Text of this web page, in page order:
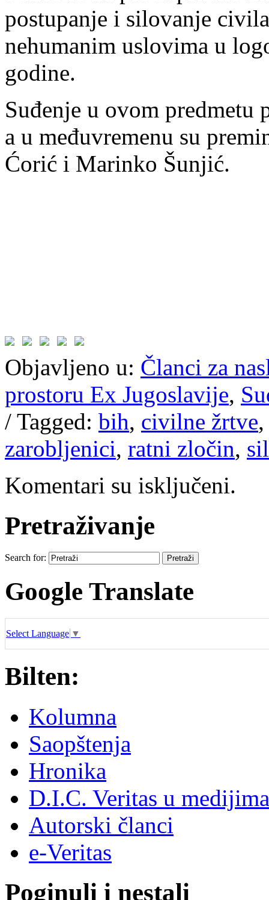
postupanje i silovanje
nehumanim uslovima u
godine.
Suđenje u ovom predmetu
a u međuvremenu su
Ćorić i Marinko Šunjić.
Objavljeno u: Članci za
prostoru Ex Jugoslavije,
/ Tagged: bih, civilne žrtve
zarobljenici, ratni zločin,
Komentari su isključeni.
Pretraživanje
Search for:
Google Translate
Select Language ▼
Bilten:
Kolumna
Saopštenja
Hronika
D.I.C. Veritas u medijima
Autorski članci
e-Veritas
Poginuli i nestali